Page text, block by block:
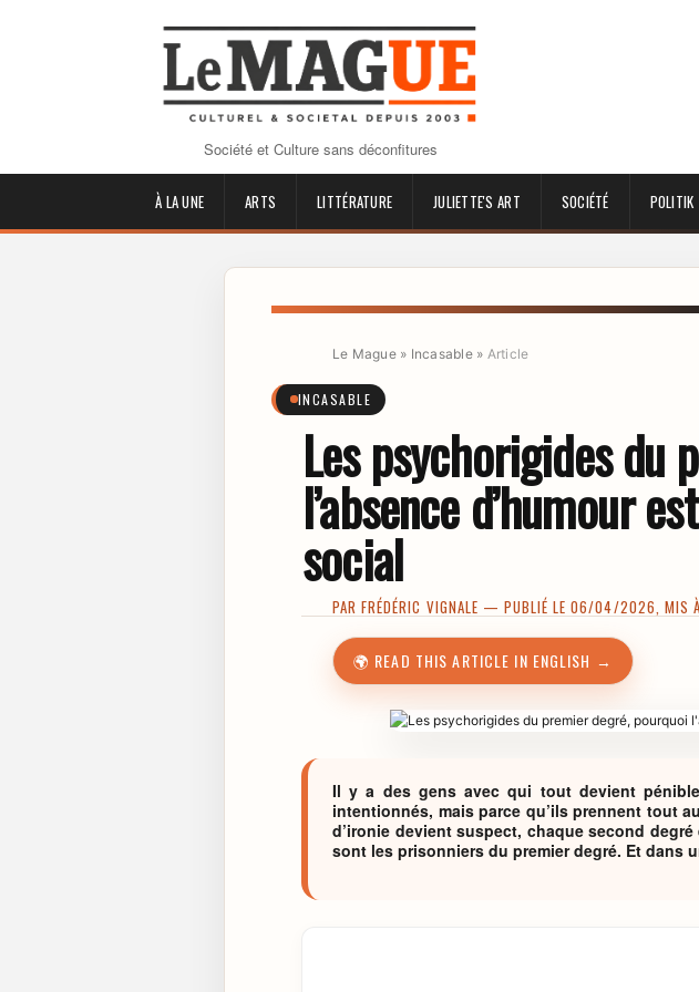
Société et Culture sans déconfitures
À LA UNE ARTS LITTÉRATURE JULIETTE'S ART SOCIÉTÉ POLITIK
Le Mague» Incasable» Article
INCASABLE
Les psychorigides du
l’absence d’humour
social
PARFRÉDÉRIC VIGNALE — PUBLIÉ LE 06/04/2026, MIS
🌍 READ THIS ARTICLE IN ENGLISH →
Il y a des gens avec qui tout devient
intentionnés, mais parce qu’ils prennent tout
d’ironie devient suspect, chaque second
sont les prisonniers du premier degré. Et dans